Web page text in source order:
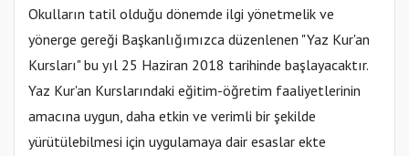
Okulların tatil olduğu dönemde ilgi yönetmelik ve
yönerge gereği Başkanlığımızca düzenlenen "Yaz Kur'an
Kursları" bu yıl 25 Haziran 2018 tarihinde başlayacaktır.
Yaz Kur'an Kurslarındaki eğitim-öğretim faaliyetlerinin
amacına uygun, daha etkin ve verimli bir şekilde
yürütülebilmesi için uygulamaya dair esaslar ekte